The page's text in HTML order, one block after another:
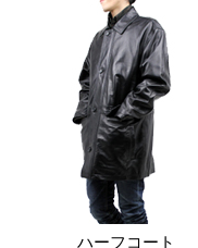
ハーフコート